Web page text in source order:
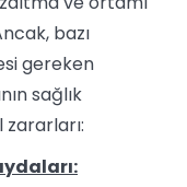
bazı
gereken
sağlık